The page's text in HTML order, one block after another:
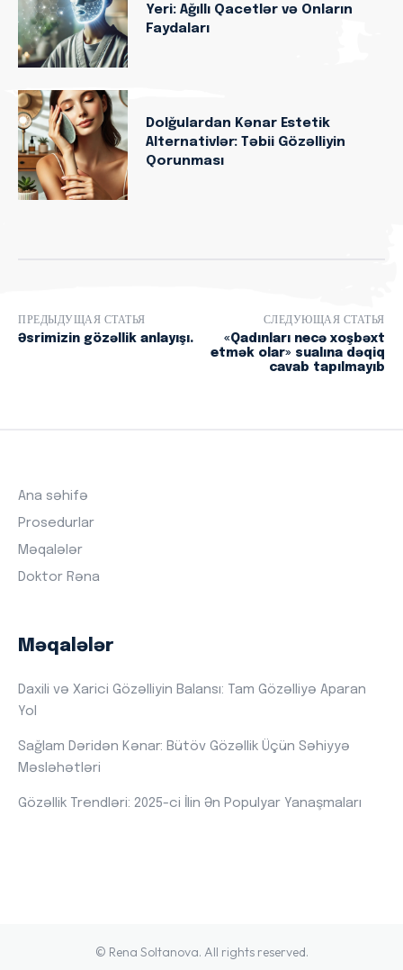
Yeri: Ağıllı Qacetlər və Onların
Faydaları
Dolğulardan Kənar Estetik
Alternativlər: Təbii Gözəlliyin
Qorunması
ПРЕДЫДУЩАЯ СТАТЬЯ
Əsrimizin gözəllik anlayışı.
СЛЕДУЮЩАЯ СТАТЬЯ
«Qadınları necə xoşbəxt
etmək olar» sualına dəqiq
cavab tapılmayıb
Ana səhifə
Prosedurlar
Məqalələr
Doktor Rəna
Məqalələr
Daxili və Xarici Gözəlliyin Balansı: Tam Gözəlliyə Aparan
Yol
Sağlam Dəridən Kənar: Bütöv Gözəllik Üçün Səhiyyə
Məsləhətləri
Gözəllik Trendləri: 2025-ci İlin Ən Populyar Yanaşmaları
© Rena Soltanova. All rights reserved.